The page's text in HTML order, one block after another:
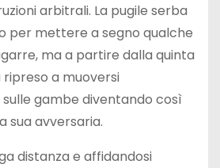
arbitrali. La pugile serba
per mettere a segno qualche
ma a partire dalla quinta
a muoversi
gambe diventando così
sua avversaria.
distanza e affidandosi